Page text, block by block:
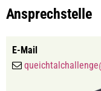
Ansprechstelle
E-Mail